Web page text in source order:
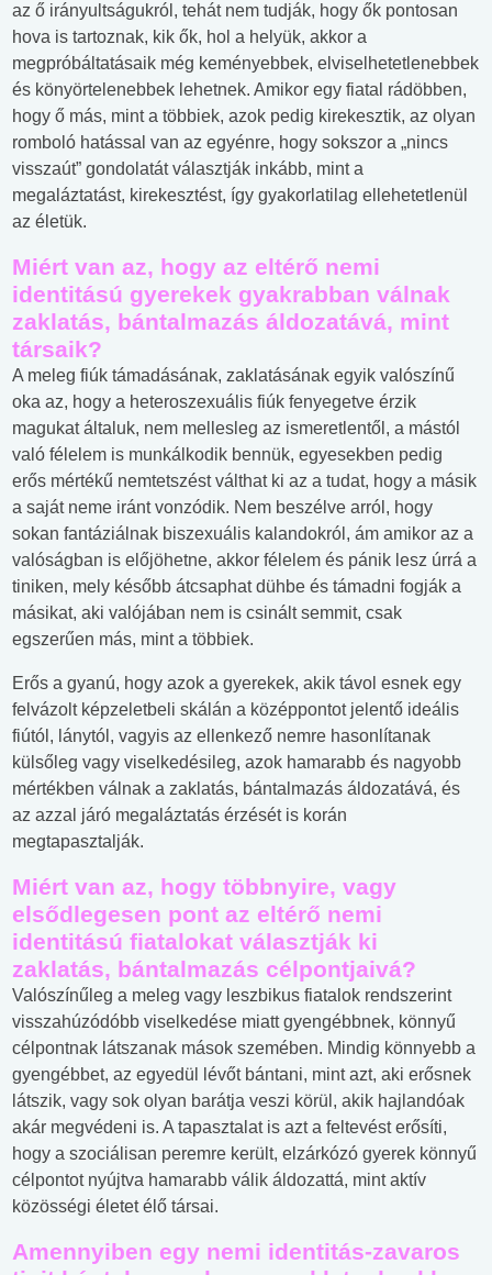
az ő irányultságukról, tehát nem tudják, hogy ők pontosan
hova is tartoznak, kik ők, hol a helyük, akkor a
megpróbáltatásaik még keményebbek, elviselhetetlenebbek
és könyörtelenebbek lehetnek. Amikor egy fiatal rádöbben,
hogy ő más, mint a többiek, azok pedig kirekesztik, az olyan
romboló hatással van az egyénre, hogy sokszor a „nincs
visszaút” gondolatát választják inkább, mint a
megaláztatást, kirekesztést, így gyakorlatilag ellehetetlenül
az életük.
Miért van az, hogy az eltérő nemi
identitású gyerekek gyakrabban válnak
zaklatás, bántalmazás áldozatává, mint
társaik?
A meleg fiúk támadásának, zaklatásának egyik valószínű
oka az, hogy a heteroszexuális fiúk fenyegetve érzik
magukat általuk, nem mellesleg az ismeretlentől, a mástól
való félelem is munkálkodik bennük, egyesekben pedig
erős mértékű nemtetszést válthat ki az a tudat, hogy a másik
a saját neme iránt vonzódik. Nem beszélve arról, hogy
sokan fantáziálnak biszexuális kalandokról, ám amikor az a
valóságban is előjöhetne, akkor félelem és pánik lesz úrrá a
tiniken, mely később átcsaphat dühbe és támadni fogják a
másikat, aki valójában nem is csinált semmit, csak
egszerűen más, mint a többiek.
Erős a gyanú, hogy azok a gyerekek, akik távol esnek egy
felvázolt képzeletbeli skálán a középpontot jelentő ideális
fiútól, lánytól, vagyis az ellenkező nemre hasonlítanak
külsőleg vagy viselkedésileg, azok hamarabb és nagyobb
mértékben válnak a zaklatás, bántalmazás áldozatává, és
az azzal járó megaláztatás érzését is korán
megtapasztalják.
Miért van az, hogy többnyire, vagy
elsődlegesen pont az eltérő nemi
identitású fiatalokat választják ki
zaklatás, bántalmazás célpontjaivá?
Valószínűleg a meleg vagy leszbikus fiatalok rendszerint
visszahúzódóbb viselkedése miatt gyengébbnek, könnyű
célpontnak látszanak mások szemében. Mindig könnyebb a
gyengébbet, az egyedül lévőt bántani, mint azt, aki erősnek
látszik, vagy sok olyan barátja veszi körül, akik hajlandóak
akár megvédeni is. A tapasztalat is azt a feltevést erősíti,
hogy a szociálisan peremre került, elzárkózó gyerek könnyű
célpontot nyújtva hamarabb válik áldozattá, mint aktív
közösségi életet élő társai.
Amennyiben egy nemi identitás-zavaros